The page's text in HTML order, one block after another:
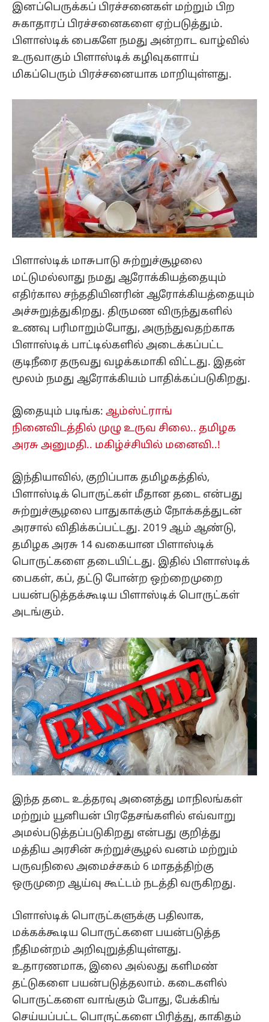
இனப்பெருக்கப் பிரச்சனைகள் மற்றும் பிற
சுகாதாரப் பிரச்சனைகளை ஏற்படுத்தும்.
பிளாஸ்டிக் பைகளே நமது அன்றாட வாழ்வில்
உருவாகும் பிளாஸ்டிக் கழிவுகளாய்
மிகப்பெரும் பிரச்சனையாக மாறியுள்ளது.
பிளாஸ்டிக் மாசுபாடு சுற்றுச்சூழலை
மட்டுமல்லாது நமது ஆரோக்கியத்தையும்
எதிர்கால சந்ததியினரின் ஆரோக்கியத்தையும்
அச்சுறுத்துகிறது. திருமண விருந்துகளில்
உணவு பரிமாறும்போது, அருந்துவதற்காக
பிளாஸ்டிக் பாட்டில்களில் அடைக்கப்பட்ட
குடிநீரை தருவது வழக்கமாகி விட்டது. இதன்
மூலம் நமது ஆரோக்கியம் பாதிக்கப்படுகிறது.
இதையும் படிங்க: ஆம்ஸ்ட்ராங்
நினைவிடத்தில் முழு உருவ சிலை.. தமிழக
அரசு அனுமதி.. மகிழ்ச்சியில் மனைவி..!
இந்தியாவில், குறிப்பாக தமிழகத்தில்,
பிளாஸ்டிக் பொருட்கள் மீதான தடை என்பது
சுற்றுச்சூழலை பாதுகாக்கும் நோக்கத்துடன்
அரசால் விதிக்கப்பட்டது. 2019 ஆம் ஆண்டு,
தமிழக அரசு 14 வகையான பிளாஸ்டிக்
பொருட்களை தடையிட்டது. இதில் பிளாஸ்டிக்
பைகள், கப், தட்டு போன்ற ஒற்றைமுறை
பயன்படுத்தக்கூடிய பிளாஸ்டிக் பொருட்கள்
அடங்கும்.
இந்த தடை உத்தரவு அனைத்து மாநிலங்கள்
மற்றும் யூனியன் பிரதேசங்களில் எவ்வாறு
அமல்படுத்தப்படுகிறது என்பது குறித்து
மத்திய அரசின் சுற்றுச்சூழல் வனம் மற்றும்
பருவநிலை அமைச்சகம் 6 மாதத்திற்கு
ஒருமுறை ஆய்வு கூட்டம் நடத்தி வருகிறது.
பிளாஸ்டிக் பொருட்களுக்கு பதிலாக,
மக்கக்கூடிய பொருட்களை பயன்படுத்த
நீதிமன்றம் அறிவுறுத்தியுள்ளது.
உதாரணமாக, இலை அல்லது களிமண்
தட்டுகளை பயன்படுத்தலாம். கடைகளில்
பொருட்களை வாங்கும் போது, பேக்கிங்
செய்யப்பட்ட பொருட்களை பிரித்து, காகிதம்